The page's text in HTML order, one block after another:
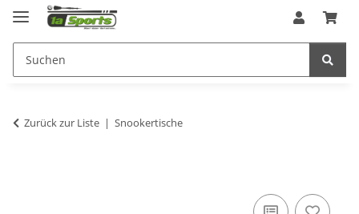
Zurück zur Liste Snookertische